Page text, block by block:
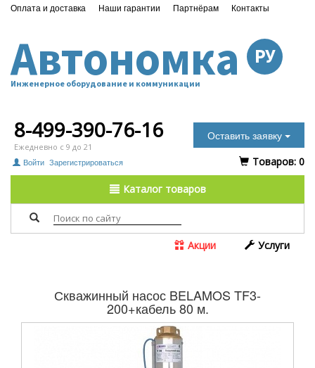
Оплата и доставка Наши гарантии Партнёрам Контакты
Автономка РУ
Инженерное оборудование и коммуникации
8-499-390-76-16
Ежедневно с 9 до 21
Оставить заявку
Войти Зарегистрироваться
Каталог товаров
Акции Услуги
Tоваров: 0
Скважинный насос BELAMOS TF3-
200+кабель 80 м.